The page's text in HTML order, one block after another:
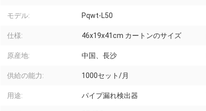
モデル: Pqwt-L50
仕様: 46x19x41cm カートンのサイズ
原産地: 中国、長沙
供給の能力: 1000セット/月
用途: パイプ漏れ検出器